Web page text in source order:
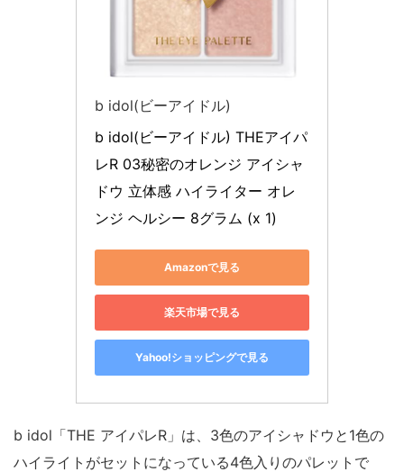
b idol(ビーアイドル)
b idol(ビーアイドル) THEアイパ
レR 03秘密のオレンジ アイシャ
ドウ 立体感 ハイライター オレ
ンジ ヘルシー 8グラム (x 1)
Amazonで見る
楽天市場で見る
Yahoo!ショッピングで見る
b idol「THE アイパレR」は、3色のアイシャドウと1色の
ハイライトがセットになっている4色入りのパレットで